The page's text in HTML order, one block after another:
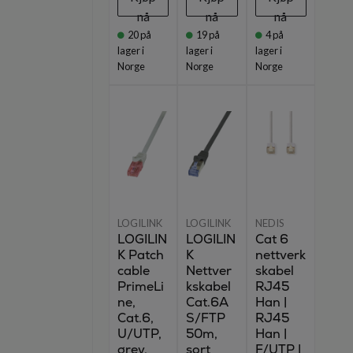
nå
20på
lager i
Norge
nå
19på
lager i
Norge
nå
4 på
lager i
Norge
LOGILINK
LOGILIN
K Patch
cable
PrimeLi
ne,
Cat.6,
U/UTP,
grey,
LOGILINK
LOGILIN
K
Nettver
kskabel
Cat.6A
S/FTP
50m,
sort
NEDIS
Cat 6
nettverk
skabel
RJ45
Han |
RJ45
Han |
F/UTP |